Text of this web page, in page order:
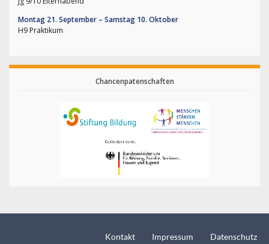
Montag 21. September – Samstag 10. Oktober
H9 Praktikum
Chancenpatenschaften
Kontakt Impressum Datenschutz